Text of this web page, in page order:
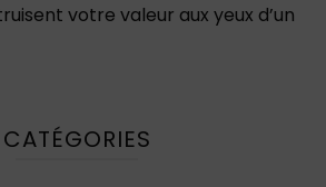
votre valeur aux yeux d’un
CATÉGORIES